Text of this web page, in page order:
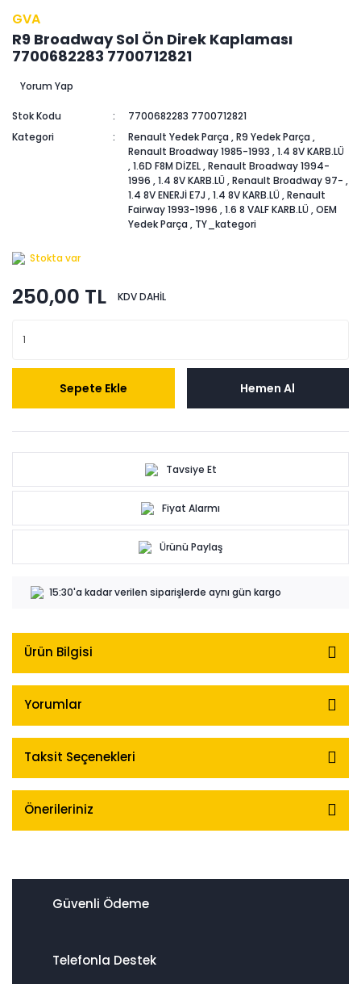
GVA
R9 Broadway Sol Ön Direk Kaplaması
7700682283 7700712821
Yorum Yap
Stok Kodu
7700682283 7700712821
Kategori
Renault Yedek Parça ,R9 Yedek Parça ,
Renault Broadway 1985-1993 ,1.4 8V KARB.LÜ
,1.6D F8M DİZEL,Renault Broadway 1994-
1996 ,1.4 8V KARB.LÜ ,Renault Broadway 97- ,
1.4 8V ENERJİ E7J,1.4 8V KARB.LÜ ,Renault
Fairway 1993-1996 ,1.6 8 VALF KARB.LÜ ,OEM
Yedek Parça , TY_kategori
Stokta var
250,00 TL KDV DAHİL
Sepete Ekle Hemen Al
Tavsiye Et
Fiyat Alarmı
Ürünü Paylaş
15:30'a kadar verilen siparişlerde aynı gün kargo
Ürün Bilgisi
Yorumlar
Taksit Seçenekleri
Önerileriniz
Güvenli Ödeme
Telefonla Destek